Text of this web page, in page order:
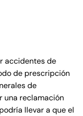
accidentes de
de prescripción
de
una reclamación
llevar a que el